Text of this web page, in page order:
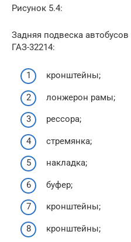
Рисунок 5.4:
Задняя подвеска
ГАЗ-32214:
кронштейны;
лонжерон рамы;
рессора;
стремянка;
накладка;
буфер;
кронштейны;
кронштейны;